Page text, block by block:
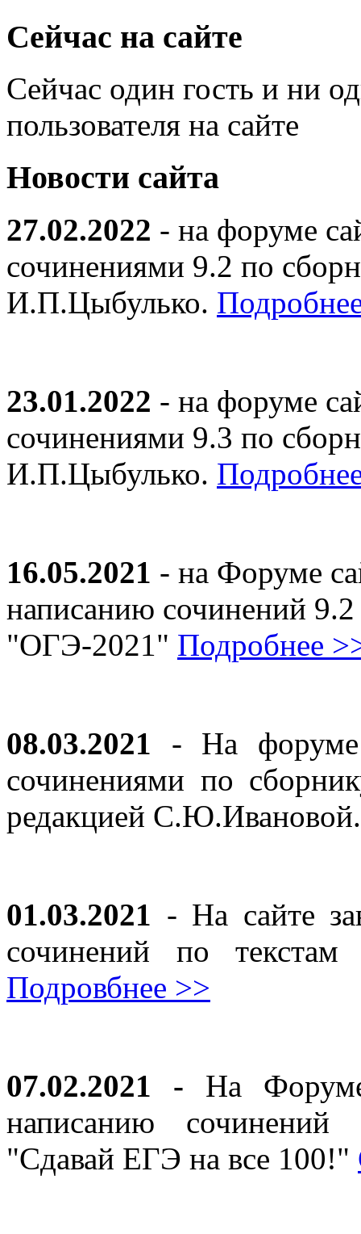
Сейчас на сайте
Сейчас один гость и ни
пользователя на сайте
Новости сайта
27.02.2022 - на форуме
сочинениями 9.2 по
И.П.Цыбулько.
23.01.2022 - на форуме
сочинениями 9.3 по
И.П.Цыбулько.
16.05.2021 - на Форуме
написанию сочинений
"ОГЭ-2021" Подробнее
08.03.2021 - На форуме
сочинениями по
редакцией
01.03.2021 - На сайте
сочинений по
Подровбнее >>
07.02.2021 - На
написанию
"Сдавай ЕГЭ на все 100!"